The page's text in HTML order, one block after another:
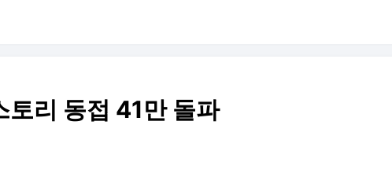
토리 동접 41만 돌파